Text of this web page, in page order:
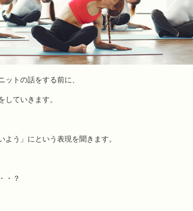
ットの話をする前に、
していきます。
よう」にという表現を聞きます。
・？